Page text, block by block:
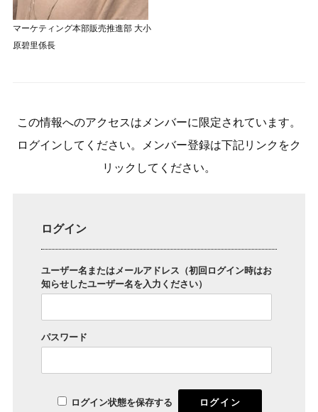
マーケティング本部販売推進部 大小
原碧里係長
この情報へのアクセスはメンバーに限定されています。
ログインしてください。メンバー登録は下記リンクをク
リックしてください。
ログイン
ユーザー名またはメールアドレス（初回ログイン時はお
知らせしたユーザー名を入力ください）
パスワード
ログイン状態を保存する